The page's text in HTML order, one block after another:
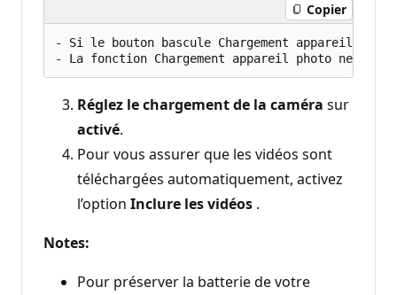
Copier
- Si le bouton bascule Chargement appareil
Réglez le chargement de la caméra sur
activé.
Pour vous assurer que les vidéos sont
téléchargées automatiquement, activez
l’option Inclure les vidéos .
Notes:
Pour préserver la batterie de votre